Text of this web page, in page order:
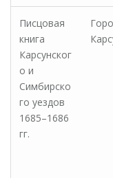
Писцовая
книга
Карсунског
о и
Симбирско
го уездов
1685–1686
гг.